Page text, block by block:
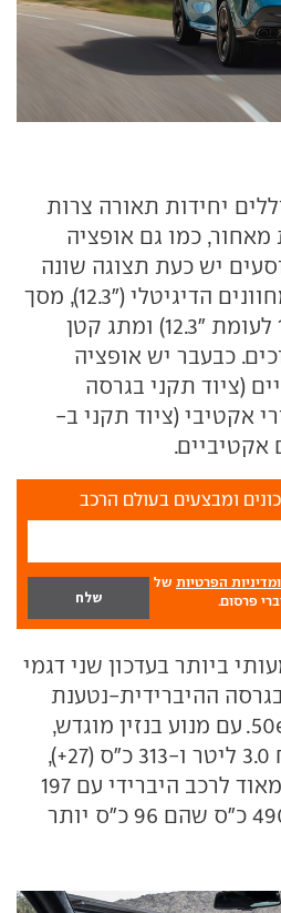
יחידות תאורה צרות
מאחור, כמו גם אופציה
בתא הנוסעים יש כעת תצוגה שונה
ומגוונת יותר בלוח המחוונים הדיגיטלי ("12.3), מסך
מגע גדול מבעבר ("14.9 לעומת "12.3) ומתג קטן
כבעבר יש אופציה
(ציוד תקני בגרסה
אקטיבי (ציוד תקני ב-
ומבצעים בעולם הרכב
ומדיניות הפרטיות של
ביותר בעדכון שני דגמי
ההיברידית-נטענת
, כעת בשם 50e. עם מנוע בנזין מוגדש,
שישה צילינדרים בנפח 3.0 ליטר ו-313 כ"ס (27+),
וגם מנוע חשמלי חזק מאוד לרכב היברידי עם 197
כ"ס (84+). ובסך הכל, 490 כ"ס שהם 96 כ"ס יותר